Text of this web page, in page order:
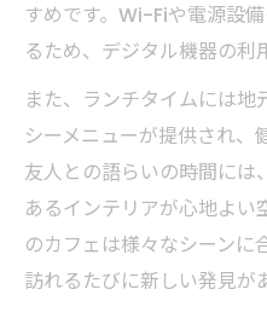
すめです。Wi-Fiや電源設
るため、デジタル機器の利
また、ランチタイムには
シーメニューが提供され、
友人との語らいの時間には
あるインテリアが心地よい
のカフェは様々なシーンに
訪れるたびに新しい発見が